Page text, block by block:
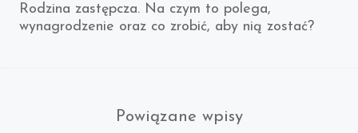
Next
post:
Rodzina zastępcza. Na czym to polega,
wynagrodzenie oraz co zrobić, aby nią zostać?
Powiązane wpisy